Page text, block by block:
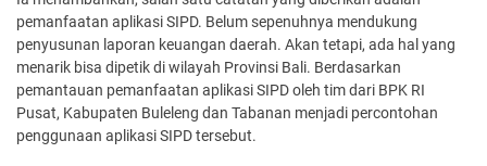
pemanfaatan aplikasi SIPD. Belum sepenuhnya mendukung
penyusunan laporan keuangan daerah. Akan tetapi, ada hal yang
menarik bisa dipetik di wilayah Provinsi Bali. Berdasarkan
pemantauan pemanfaatan aplikasi SIPD oleh tim dari BPK RI
Pusat, Kabupaten Buleleng dan Tabanan menjadi percontohan
penggunaan aplikasi SIPD tersebut.